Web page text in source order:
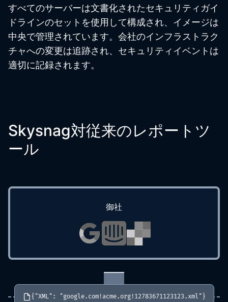
すべてのサーバーは文書化されたセキュリティガイ
ドラインのセットを使用して構成され、イメージは
中央で管理されています。会社のインフラストラク
チャへの変更は追跡され、セキュリティイベントは
適切に記録されます。
Skysnag対従来のレポートツ
ール
御社
{"XML": "google.com!acme.org!12783671123123.xml"}